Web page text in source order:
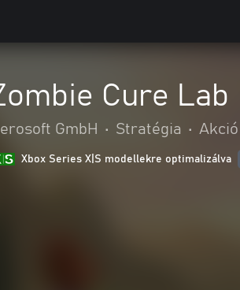
Cure Lab
GmbH • Stratégia •
Xbox Series X|S modellekre optimalizálva